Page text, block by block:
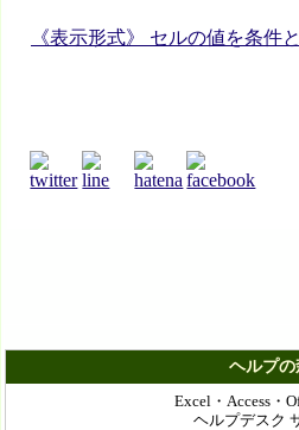
《表示形式》 セルの値を条件
ヘルプの
Excel・Access・
ヘルプデスク